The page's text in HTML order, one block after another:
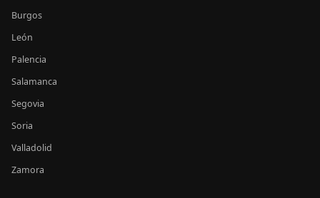
Burgos
León
Palencia
Salamanca
Segovia
Soria
Valladolid
Zamora